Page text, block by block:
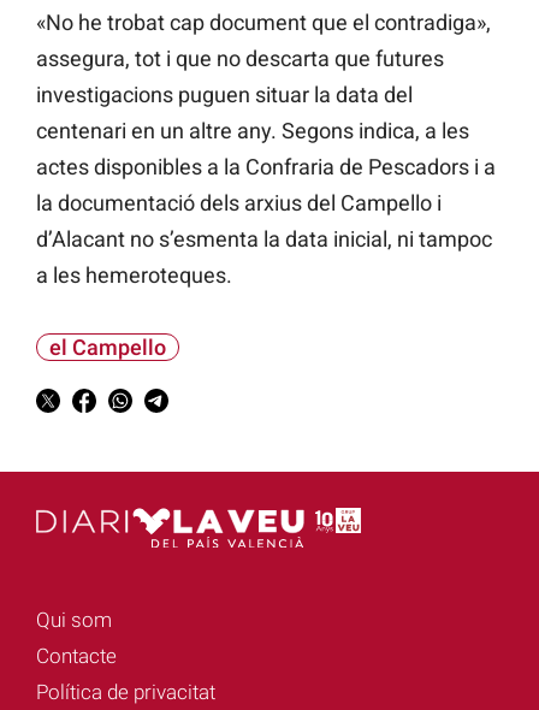
«No he trobat cap document que el contradiga»,
assegura, tot i que no descarta que futures
investigacions puguen situar la data del
centenari en un altre any. Segons indica, a les
actes disponibles a la Confraria de Pescadors i a
la documentació dels arxius del Campello i
d’Alacant no s’esmenta la data inicial, ni tampoc
a les hemeroteques.
el Campello
Qui som
Contacte
Política de privacitat